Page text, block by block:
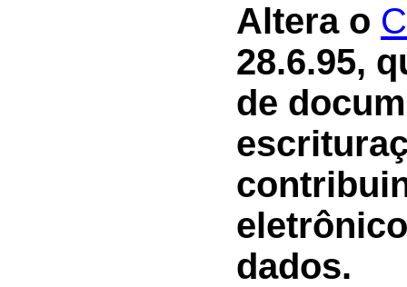
Altera o
28.6.95,
de
dados.